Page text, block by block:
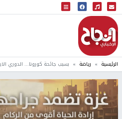
البث المباشر
إذاعة النجاح
الرئيسية رياضة بسبب جائحة كورونا... الدوري